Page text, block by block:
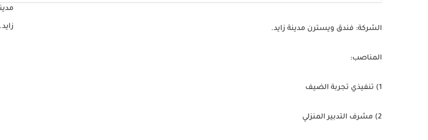
الشركة: فندق ويسترن مدينة زايد.
المناصب:
1) تنفيذي تجربة الضيف
2) مشرف التدبير المنزلي